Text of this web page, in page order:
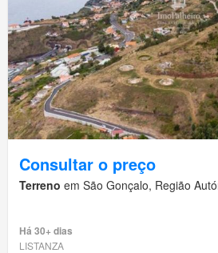
Consultar o preço
Terreno em São Gonçalo, Região
Há 30+ dias
LISTANZA